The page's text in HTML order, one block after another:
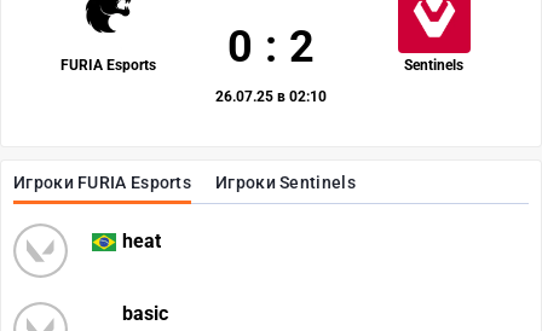
Игроки FURIA Esports Игроки Sentinels
heat
basic
FURIA Esports Sentinels
0 : 2
26.07.25 в 02:10